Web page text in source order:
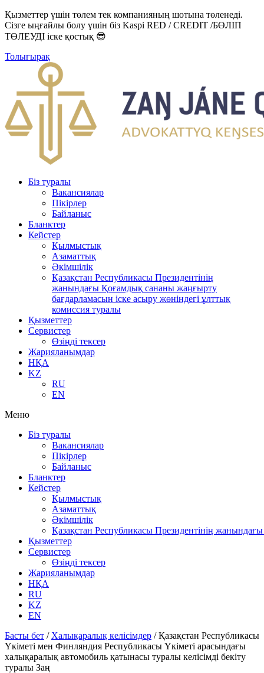
Қызметтер үшін төлем тек компанияның шотына төленеді.
Сізге ыңғайлы болу үшін біз Kaspi RED / CREDIT /БӨЛІП
ТӨЛЕУДІ іске қостық 😎
Толығырақ
Біз туралы
Вакансиялар
Пікірлер
Байланыс
Бланктер
Кейстер
Қылмыстық
Азаматтық
Әкімшілік
Қазақстан Республикасы Президентінің
жанындағы Қоғамдық сананы жаңғырту
бағдарламасын іске асыру жөніндегі ұлттық
комиссия туралы
Қызметтер
Сервистер
Өзіңді тексер
Жарияланымдар
НҚА
KZ
RU
EN
Меню
Біз туралы
Вакансиялар
Пікірлер
Байланыс
Бланктер
Кейстер
Қылмыстық
Азаматтық
Әкімшілік
Қазақстан Республикасы Президентінің
Қызметтер
Сервистер
Өзіңді тексер
Жарияланымдар
НҚА
RU
KZ
EN
Басты бет / Халықаралық келісімдер /Қазақстан Республикасы
Үкіметі мен Финляндия Республикасы Үкіметі арасындағы
халықаралық автомобиль қатынасы туралы келісімді бекіту
туралы Заң